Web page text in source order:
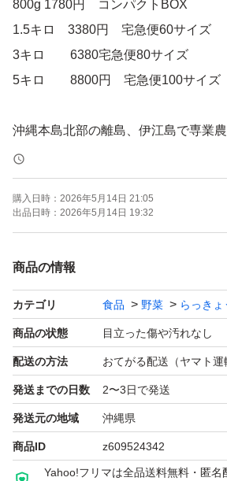
800g 1780円 コンパクトBOX
1.5キロ 3380円 宅急便60サイズ
3キロ 6380宅急便80サイズ
5キロ 8800円 宅急便100サイズ
沖縄本島北部の離島、伊江島で専業農
伊江島産の島らっきょうは細長く味
高いです。 沖縄県の他の産地と
質には自信があります。
のつまみとして最適です。
血液サラサラ効果もあるみたいです。
是非、顔の見える商品なので安心し
産直なので色々な要望にも応えられ
ます
購入日時： 2026年5月14日 21:05
出品日時： 2026年5月14日 19:32
商品の情報
カテゴリ 食品 野菜 らっきょ
商品の状態 目立った傷や汚れなし
配送の方法 おてがる配送（ヤマト運
発送までの日数 2〜3日で発送
発送元の地域 沖縄県
商品ID z609524342
Yahoo!フリマは全品送料無料・匿名